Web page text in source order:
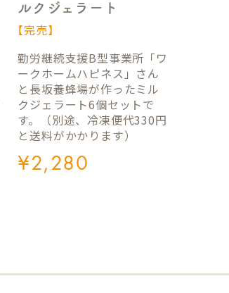
ルクジェラート
【完売】
勤労継続支援B型事業所「ワ
ークホームハピネス」さん
と長坂養蜂場が作ったミル
クジェラート6個セットで
す。（別途、冷凍便代330円
と送料がかかります）
¥2,280